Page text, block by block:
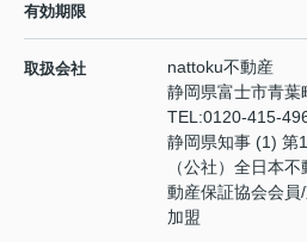
有効期限
取扱会社
nattoku不動産
静岡県富士市青葉
TEL:0120-415-
静岡県知事 (1) 第
（公社）全日本
動産保証協会会員
加盟